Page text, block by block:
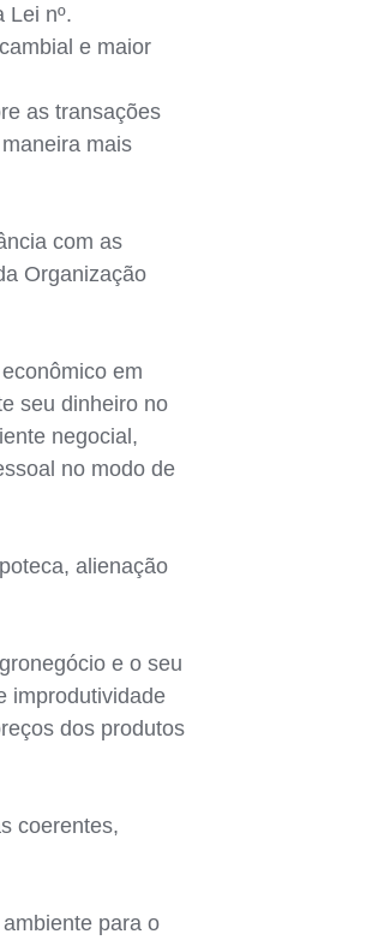
Lei nº.
e maior
as transações
mais
com as
Organização
em
seu dinheiro no
negocial,
no modo de
alienação
e o seu
improdutividade
dos produtos
coerentes,
para o